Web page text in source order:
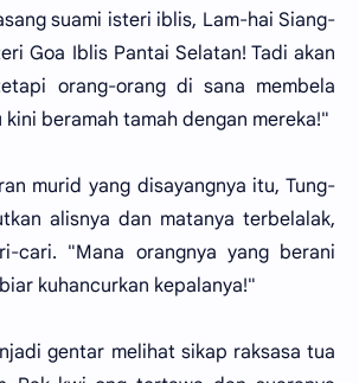
suami isteri iblis, Lam-hai Siang-
Goa Iblis Pantai Selatan! Tadi akan
orang-orang di sana membela
kini beramah tamah dengan mereka!"
murid yang disayangnya itu, Tung-
alisnya dan matanya terbelalak,
cari. "Mana orangnya yang berani
kuhancurkan kepalanya!"
gentar melihat sikap raksasa tua